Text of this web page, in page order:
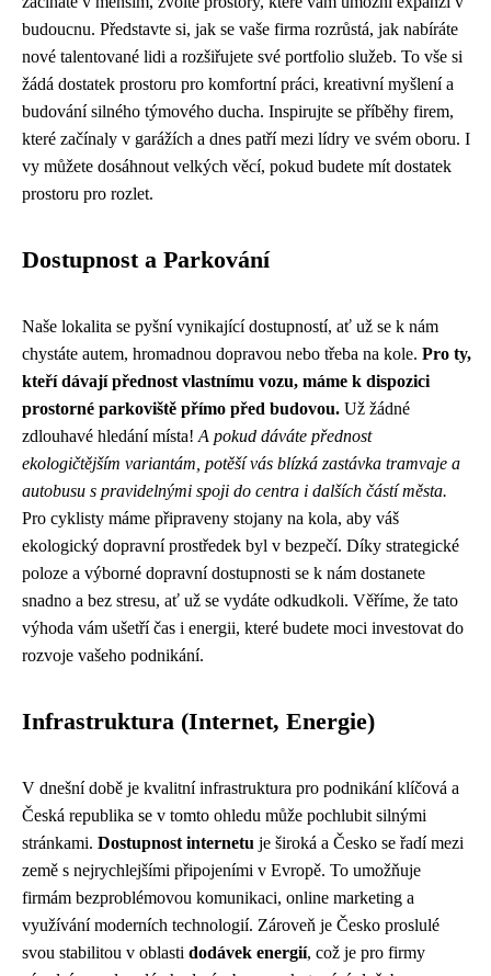
budoucnu. Představte si, jak se vaše firma rozrůstá, jak nabíráte
nové talentované lidi a rozšiřujete své portfolio služeb. To vše si
žádá dostatek prostoru pro komfortní práci, kreativní myšlení a
budování silného týmového ducha. Inspirujte se příběhy firem,
které začínaly v garážích a dnes patří mezi lídry ve svém oboru. I
vy můžete dosáhnout velkých věcí, pokud budete mít dostatek
prostoru pro rozlet.
Dostupnost a Parkování
Naše lokalita se pyšní vynikající dostupností, ať už se k nám
chystáte autem, hromadnou dopravou nebo třeba na kole. Pro ty,
kteří dávají přednost vlastnímu vozu, máme k dispozici
prostorné parkoviště přímo před budovou. Už žádné
zdlouhavé hledání místa! A pokud dáváte přednost
ekologičtějším variantám, potěší vás blízká zastávka tramvaje a
autobusu s pravidelnými spoji do centra i dalších částí města.
Pro cyklisty máme připraveny stojany na kola, aby váš
ekologický dopravní prostředek byl v bezpečí. Díky strategické
poloze a výborné dopravní dostupnosti se k nám dostanete
snadno a bez stresu, ať už se vydáte odkudkoli. Věříme, že tato
výhoda vám ušetří čas i energii, které budete moci investovat do
rozvoje vašeho podnikání.
Infrastruktura (Internet, Energie)
V dnešní době je kvalitní infrastruktura pro podnikání klíčová a
Česká republika se v tomto ohledu může pochlubit silnými
stránkami. Dostupnost internetu je široká a Česko se řadí mezi
země s nejrychlejšími připojeními v Evropě. To umožňuje
firmám bezproblémovou komunikaci, online marketing a
využívání moderních technologií. Zároveň je Česko proslulé
svou stabilitou v oblasti dodávek energií, což je pro firmy